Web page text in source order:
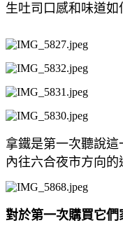
生吐司口感和味道如
拿鐵是第一次聽說這
內往六合夜市方向的
對於第一次購買它們